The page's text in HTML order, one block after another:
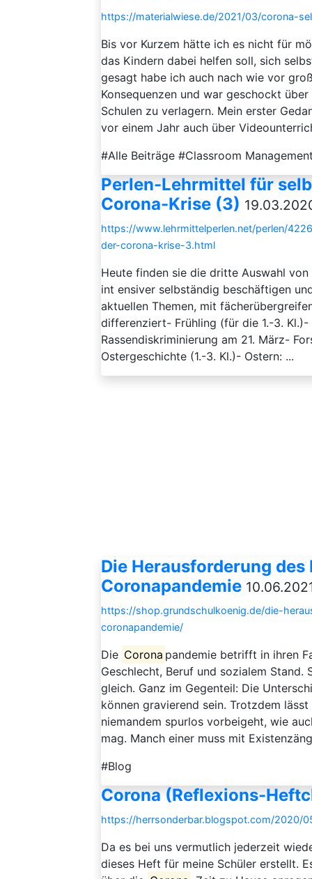
https://materialwiese.de/2021/03/corona-
Bis vor Kurzem hätte ich es nicht für
das Kindern dabei helfen soll, sich
gesagt habe ich auch nach wie vor
Konsequenzen und war geschockt
Schulen zu verlagern. Mein erster
vor einem Jahr auch über
#Alle Beiträge #Classroom
Perlen-Lehrmittel für
Corona-Krise (3)
https://www.lehrmittelperlen.net/perlen/
der-corona-krise-3.html
Heute finden sie die dritte Auswahl
int ensiver selbständig beschäftigen
aktuellen Themen, mit
differenziert- Frühling (für die 1.-3.
Rassendiskriminierung am 21. März-
Ostergeschichte (1.-3. Kl.)- Ostern: ...
Die Herausforderung
Coronapandemie
https://shop.grundschulkoenig.de/die-
coronapandemie/
Die Corona pandemie betrifft in ihren
Geschlecht, Beruf und sozialem
gleich. Ganz im Gegenteil: Die
können gravierend sein. Trotzdem
niemandem spurlos vorbeigeht, wie
mag. Manch einer muss mit
#Blog
Corona (Reflexions-
https://herrsonderbar.blogspot.com/2020/
Da es bei uns vermutlich jederzeit
dieses Heft für meine Schüler erstellt.